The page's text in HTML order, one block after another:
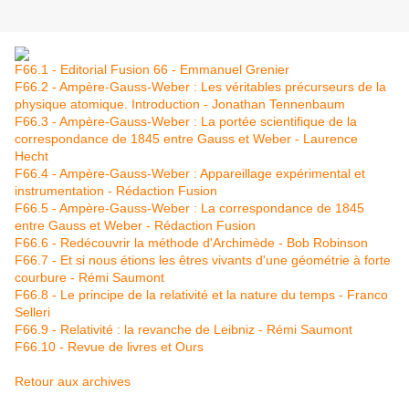
F66.1 - Editorial Fusion 66 - Emmanuel Grenier
F66.2 - Ampère-Gauss-Weber : Les véritables précurseurs de la
physique atomique. Introduction - Jonathan Tennenbaum
F66.3 - Ampère-Gauss-Weber : La portée scientifique de la
correspondance de 1845 entre Gauss et Weber - Laurence
Hecht
F66.4 - Ampère-Gauss-Weber : Appareillage expérimental et
instrumentation - Rédaction Fusion
F66.5 - Ampère-Gauss-Weber : La correspondance de 1845
entre Gauss et Weber - Rédaction Fusion
F66.6 - Redécouvrir la méthode d'Archimède - Bob Robinson
F66.7 - Et si nous étions les êtres vivants d'une géométrie à forte
courbure - Rémi Saumont
F66.8 - Le principe de la relativité et la nature du temps - Franco
Selleri
F66.9 - Relativité : la revanche de Leibniz - Rémi Saumont
F66.10 - Revue de livres et Ours
Retour aux archives